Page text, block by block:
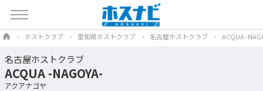
ホストクラブ 愛知県ホストクラブ 名古屋ホストクラブ ACQUA -
名古屋ホストクラブ
ACQUA -NAGOYA-
アクアナゴヤ